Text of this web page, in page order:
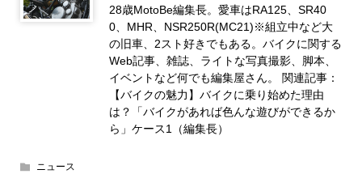
28歳MotoBe編集長。愛車はRA125、SR40
0、MHR、NSR250R(MC21)※組立中など大
の旧車、2スト好きでもある。バイクに関する
Web記事、雑誌、ライトな写真撮影、脚本、
イベントなど何でも編集屋さん。 関連記事：
【バイクの魅力】バイクに乗り始めた理由
は？「バイクがあれば色んな遊びができるか
ら」ケース1（編集長）
ニュース